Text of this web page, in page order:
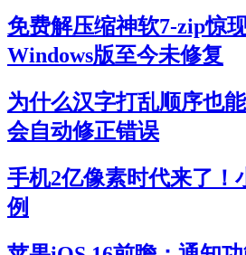
免费解压缩神软7-zip惊
Windows版至今未修复
为什么汉字打乱顺序也
会自动修正错误
手机2亿像素时代来了！
例